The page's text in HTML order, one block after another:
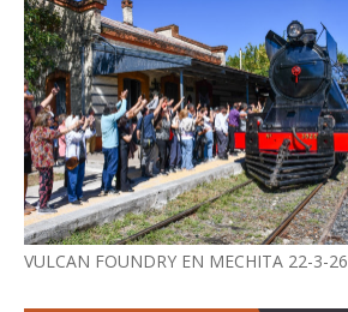
VULCAN FOUNDRY EN MECHITA 22-3-26